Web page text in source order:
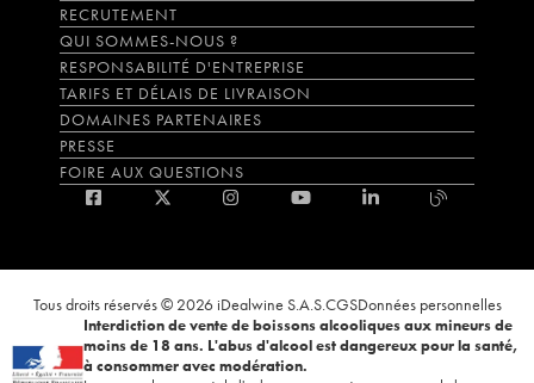
RECRUTEMENT
QUI SOMMES-NOUS ?
RESPONSABILITÉ D'ENTREPRISE
TARIFS ET DÉLAIS DE LIVRAISON
DOMAINES PARTENAIRES
PRESSE
FOIRE AUX QUESTIONS
Tous droits réservés © 2026 iDealwine S.A.S.CGSDonnées personnelles
Interdiction de vente de boissons alcooliques aux mineurs de
moins de 18 ans. L'abus d'alcool est dangereux pour la santé,
à consommer avec modération.